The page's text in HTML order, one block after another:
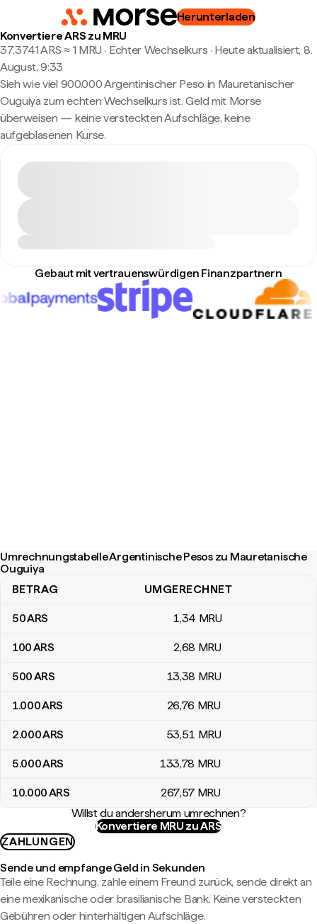
Herunterladen
Konvertiere ARS zu MRU
37,3741 ARS ≈ 1 MRU · Echter Wechselkurs · Heute aktualisiert, 8.
August, 9:33
Sieh wie viel 900.000 Argentinischer Peso in Mauretanischer
Ouguiya zum echten Wechselkurs ist. Geld mit Morse
überweisen — keine versteckten Aufschläge, keine
aufgeblasenen Kurse.
Gebaut mit vertrauenswürdigen Finanzpartnern
Umrechnungstabelle Argentinische Pesos zu Mauretanische
Ouguiya
Umrechnungstabelle Argentinische Pesos zu Mauretanische
BETRAG UMGERECHNET
50ARS 1,34 MRU
100ARS 2,68 MRU
500ARS 13,38 MRU
1.000ARS 26,76 MRU
2.000ARS 53,51 MRU
5.000ARS 133,78 MRU
10.000ARS 267,57 MRU
Willst du andersherum umrechnen?
Konvertiere MRU zu ARS
ZAHLUNGEN
Sende und empfange Geld in Sekunden
Teile eine Rechnung, zahle einem Freund zurück, sende direkt an
eine mexikanische oder brasilianische Bank. Keine versteckten
Gebühren oder hinterhältigen Aufschläge.